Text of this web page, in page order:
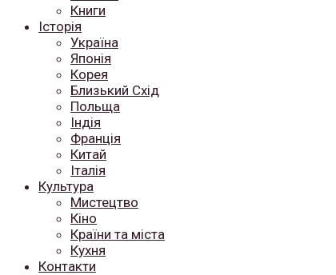
Книги
Історія
Україна
Японія
Корея
Близький Схід
Польща
Індія
Франція
Китай
Італія
Культура
Мистецтво
Кіно
Країни та міста
Кухня
Контакти